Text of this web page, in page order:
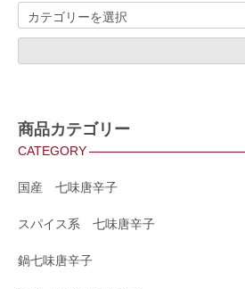
商品カテゴリー
CATEGORY
国産 七味唐辛子
スパイス系 七味唐辛子
鍋七味唐辛子